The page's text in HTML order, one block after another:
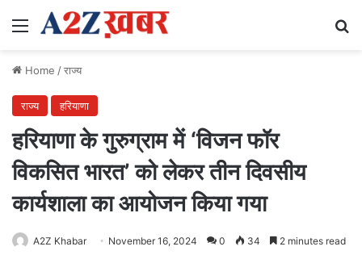
Menu
Home /राज्य
राज्य हरियाणा
हरियाणा के गुरुग्राम में ‘विजन फॉर
विकसित भारत’ को लेकर तीन दिवसीय
कार्यशाला का आयोजन किया गया
A2Z Khabar November 16, 2024 0 34 2 minutes read